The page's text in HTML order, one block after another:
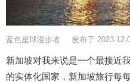
蓝色星球漫步者 发布于 2023-12-
新加坡对我来说是一个最接近
的实体化国家，新加坡旅行每